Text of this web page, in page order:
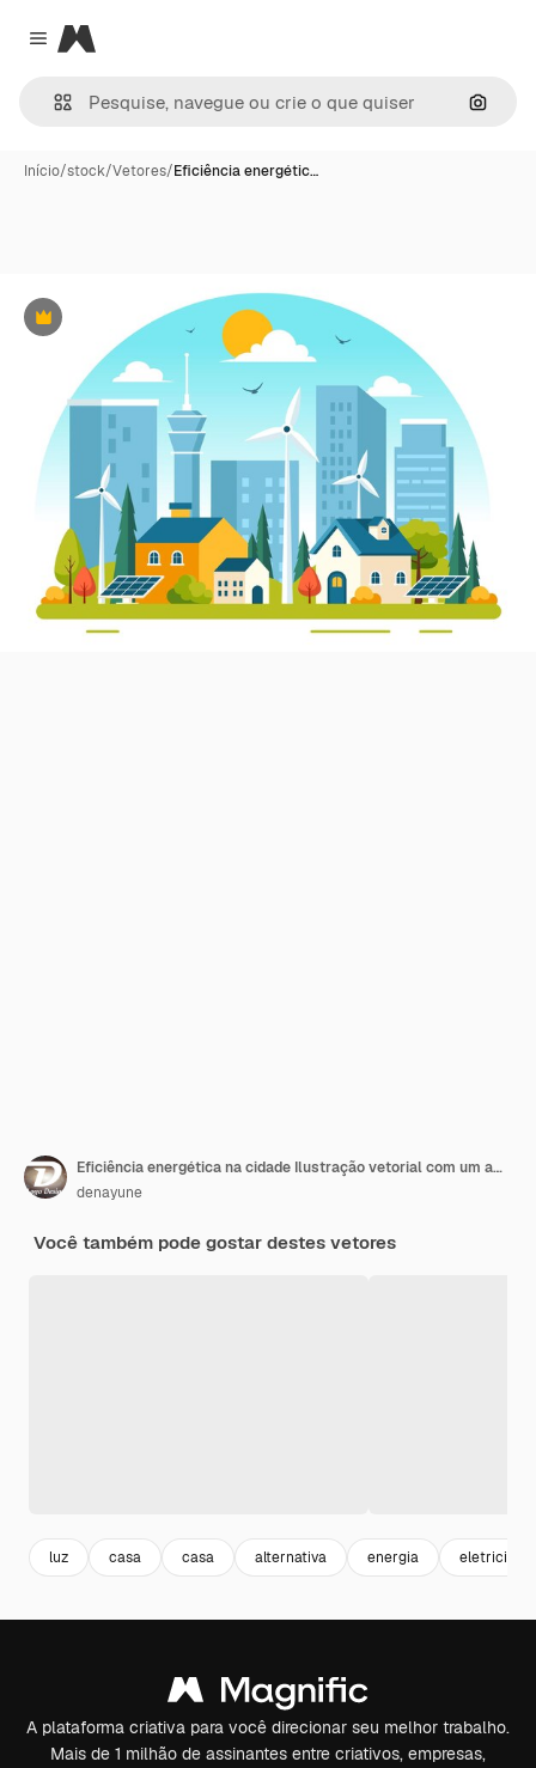
Close menu
Magnific
Início/stock/Vetores/Eficiência energétic…
Premium
Eficiência energética na cidade Ilustração vetorial com um ambiente sustentável com eletricidade gerada a partir de energia solar e eólica
denayune
Você também pode gostar destes vetores
luz casa casa alternativa energia
A plataforma criativa para você direcionar seu melhor trabalho.
Mais de 1 milhão de assinantes entre criativos, empresas,